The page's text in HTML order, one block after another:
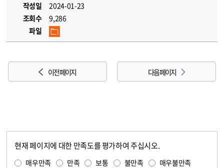
작성일
2024-01-23
조회수
9,286
파일
이전 페이지 다음 페이지
현재 페이지에 대한 만족도를 평가하여 주십시오.
매우만족 만족 보통 불만족 매우불만족